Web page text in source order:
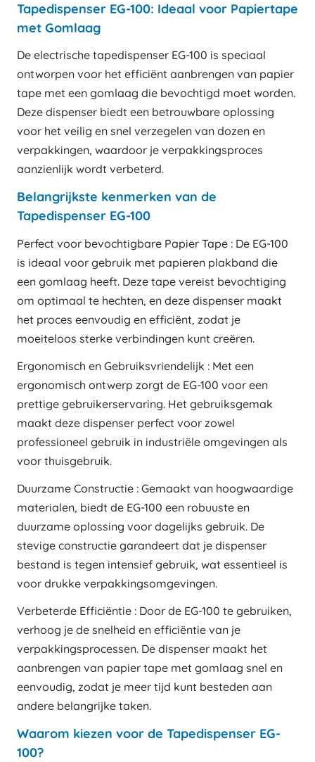
Tapedispenser EG-100: Ideaal voor Papiertape
met Gomlaag
De electrische tapedispenser EG-100 is speciaal
ontworpen voor het efficiënt aanbrengen van papier
tape met een gomlaag die bevochtigd moet worden.
Deze dispenser biedt een betrouwbare oplossing
voor het veilig en snel verzegelen van dozen en
verpakkingen, waardoor je verpakkingsproces
aanzienlijk wordt verbeterd.
Belangrijkste kenmerken van de
Tapedispenser EG-100
Perfect voor bevochtigbare Papier Tape : De EG-100
is ideaal voor gebruik met papieren plakband die
een gomlaag heeft. Deze tape vereist bevochtiging
om optimaal te hechten, en deze dispenser maakt
het proces eenvoudig en efficiënt, zodat je
moeiteloos sterke verbindingen kunt creëren.
Ergonomisch en Gebruiksvriendelijk : Met een
ergonomisch ontwerp zorgt de EG-100 voor een
prettige gebruikerservaring. Het gebruiksgemak
maakt deze dispenser perfect voor zowel
professioneel gebruik in industriële omgevingen als
voor thuisgebruik.
Duurzame Constructie : Gemaakt van hoogwaardige
materialen, biedt de EG-100 een robuuste en
duurzame oplossing voor dagelijks gebruik. De
stevige constructie garandeert dat je dispenser
bestand is tegen intensief gebruik, wat essentieel is
voor drukke verpakkingsomgevingen.
Verbeterde Efficiëntie : Door de EG-100 te gebruiken,
verhoog je de snelheid en efficiëntie van je
verpakkingsprocessen. De dispenser maakt het
aanbrengen van papier tape met gomlaag snel en
eenvoudig, zodat je meer tijd kunt besteden aan
andere belangrijke taken.
Waarom kiezen voor de Tapedispenser EG-
100?